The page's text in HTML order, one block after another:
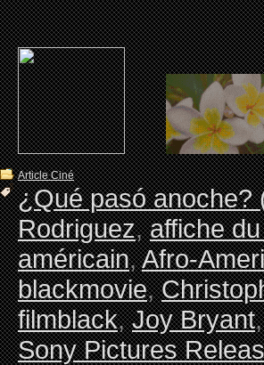
Article Ciné
¿Qué pasó anoche?
Rodriguez,affiche
américain,Afro-
blackmovie,
filmblack,Joy Bryant
Sony Pictures